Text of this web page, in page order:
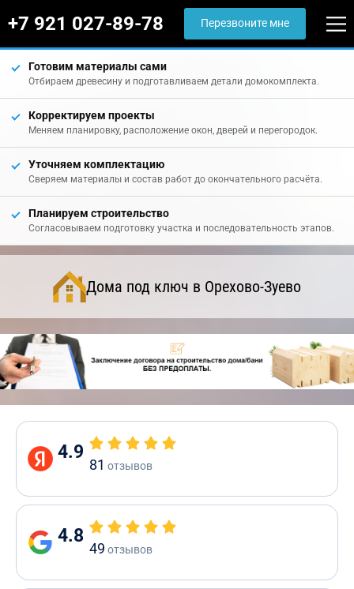
+7 921 027-89-78 Перезвоните мне
Готовим материалы сами
Отбираем древесину и подготавливаем детали домокомплекта.
Корректируем проекты
Меняем планировку, расположение окон, дверей и перегородок.
Уточняем комплектацию
Сверяем материалы и состав работ до окончательного расчёта.
Планируем строительство
Согласовываем подготовку участка и последовательность этапов.
Дома под ключ в Орехово-Зуево
4.9
81 отзывов
4.8
49 отзывов